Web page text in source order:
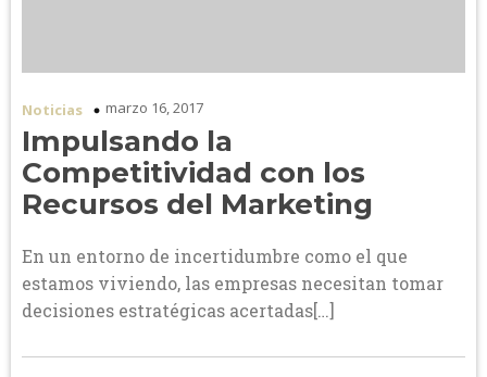
Noticias marzo 16, 2017
Impulsando la
Competitividad con los
Recursos del Marketing
En un entorno de incertidumbre como el que
estamos viviendo, las empresas necesitan tomar
decisiones estratégicas acertadas[…]